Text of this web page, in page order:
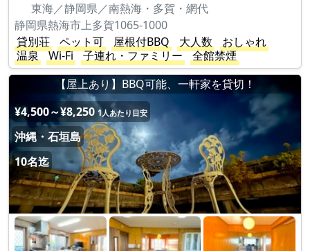
東海／静岡県／南熱海・多賀・網代
静岡県熱海市上多賀1065-1000
貸別荘
ペット可 屋根付BBQ 大人数
おしゃれ
温泉
Wi-Fi 子連れ・ファミリー
全館禁煙
【屋上あり】BBQ可能、一軒家を貸切！
¥4,500～¥8,250 1人あたり目安
沖縄・石垣島
10名迄